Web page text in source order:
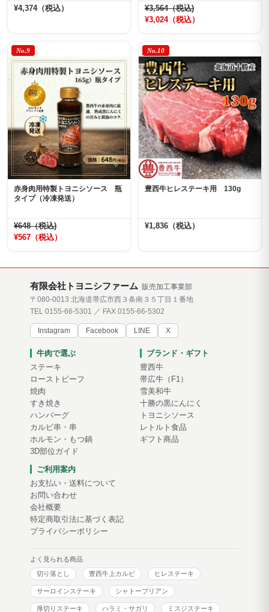
¥4,374（税込）
¥3,564（税込)
¥3,024（税込）
No.9
赤身肉用特製トヨニシソース 瓶
タイプ（冷凍発送）
¥648（税込)
¥567（税込）
No.10
豊西牛ヒレステーキ用 130g
¥1,836（税込）
有限会社トヨニシファーム 販売加工事業部
〒080-0013 北海道帯広市西３条南３５丁目１番地
TEL 0155-66-5301 ／ FAX 0155-66-5302
Instagram Facebook LINE X
牛肉で選ぶ
ステーキ
ローストビーフ
焼肉
すき焼き
ハンバーグ
カルビ串・串
ホルモン・もつ鍋
3D部位ガイド
ブランド・ギフト
豊西牛
帯広牛（F1）
雪美和牛
十勝の黒にんにく
トヨニシソース
レトルト食品
ギフト商品
ご利用案内
お支払い・送料について
お問い合わせ
会社概要
特定商取引法に基づく表記
プライバシーポリシー
よく見られる商品
切り落とし
豊西牛上カルビ ヒレステーキ
サーロインステーキ シャトーブリアン
厚切りステーキ ハラミ・サガリ ミスジステーキ